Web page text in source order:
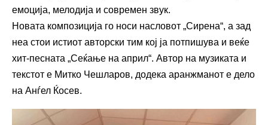
емоција, мелодија и современ звук.
Новата композиција го носи насловот „Сирена“, а зад
неа стои истиот авторски тим кој ја потпишува и веќе
хит-песната „Сеќање на април“. Автор на музиката и
текстот е Митко Чешларов, додека аранжманот е дело
на Анѓел Ќосев.